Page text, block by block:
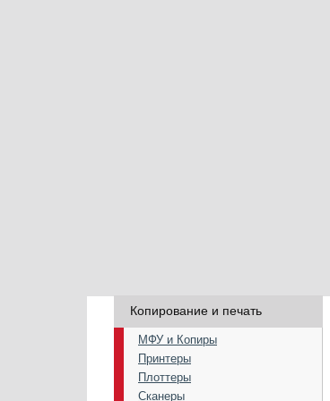
Копирование и печать
МФУ и Копиры
Принтеры
Плоттеры
Сканеры